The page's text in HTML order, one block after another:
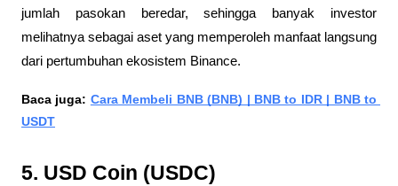
jumlah pasokan beredar, sehingga banyak investor
melihatnya sebagai aset yang memperoleh manfaat langsung
dari pertumbuhan ekosistem Binance.
Baca juga: Cara Membeli BNB (BNB) | BNB to IDR | BNB to
USDT
5. USD Coin (USDC)